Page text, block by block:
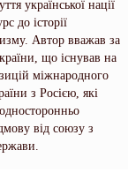
української нації
до історії
Автор вважав за
що існував на
міжнародного
з Росією, які
від союзу з